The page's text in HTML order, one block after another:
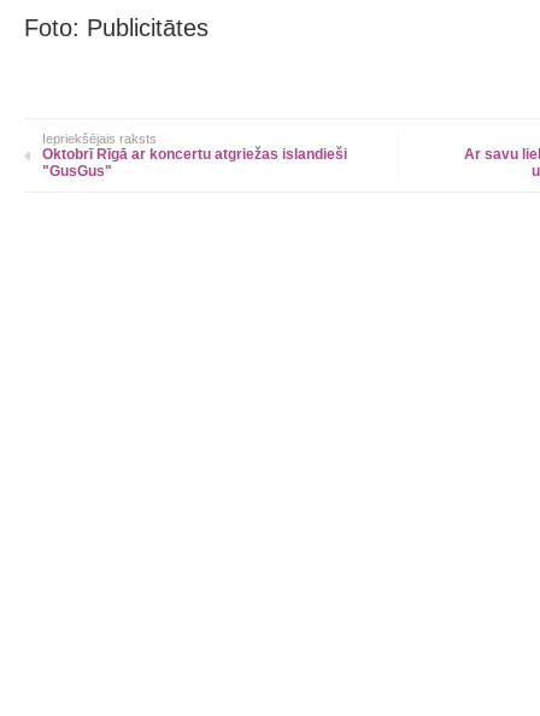
Foto: Publicitātes
Iepriekšējais raksts
Oktobrī Rīgā ar koncertu atgriežas islandieši
"GusGus"
Ar savu